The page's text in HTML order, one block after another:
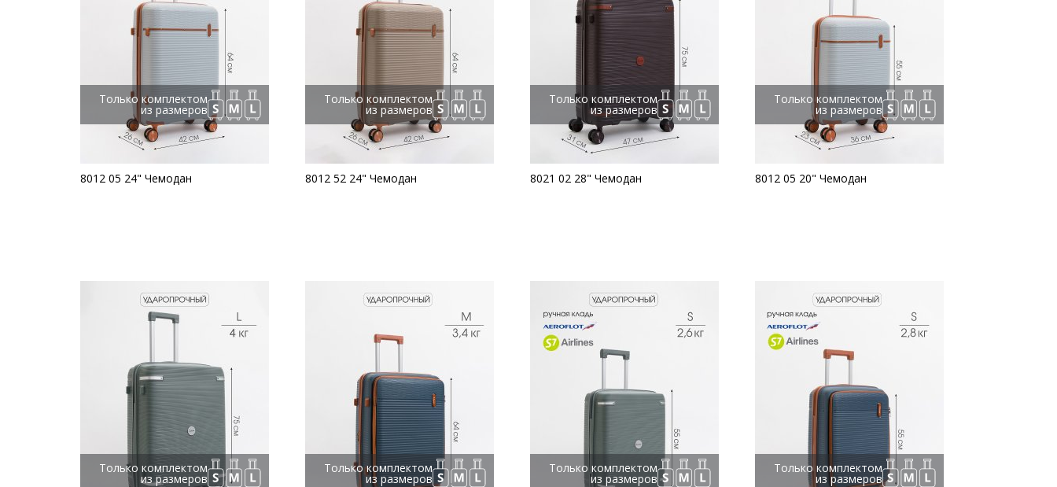
Только комплектом
из размеров
8012 05 24" Чемодан
Только комплектом
из размеров
8012 52 24" Чемодан
Только комплектом
из размеров
8021 02 28" Чемодан
Только комплектом
из размеров
8012 05 20" Чемодан
Только комплектом
из размеров
Только комплектом
из размеров
Только комплектом
из размеров
Только комплектом
из размеров